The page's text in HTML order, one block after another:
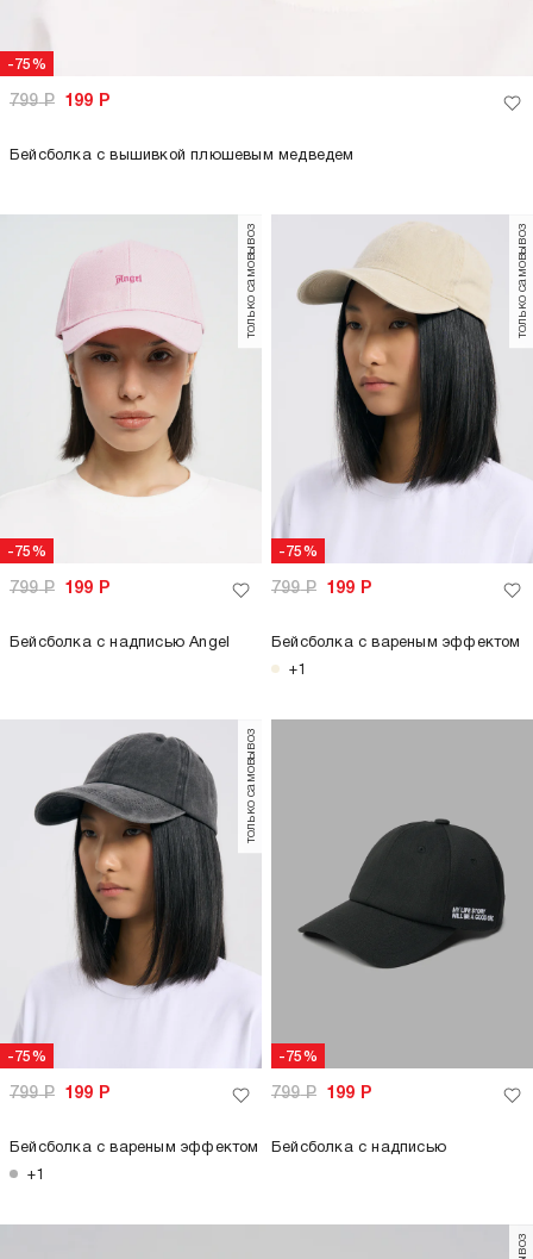
-75%
799Р 199 Р
Бейсболка с вышивкой плюшевым медведем
-75%
только самовывоз
799Р 199 Р
Бейсболка с надписью Angel
-75%
только самовывоз
799Р 199 Р
Бейсболка с вареным эффектом
+1
-75%
только самовывоз
799Р 199 Р
Бейсболка с вареным эффектом
+1
-75%
799Р 199 Р
Бейсболка с надписью